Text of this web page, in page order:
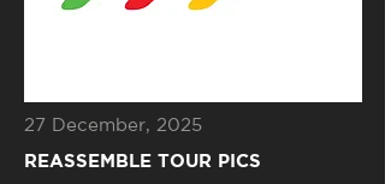
27 December, 2025
REASSEMBLE TOUR PICS